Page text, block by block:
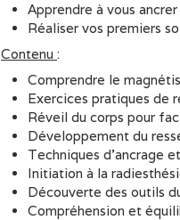
Apprendre à vous
Réaliser vos premiers
Contenu :
Comprendre le
Exercices pratiques de
Réveil du corps pour
Développement du
Techniques d’ancrage
Initiation à la
Découverte des outils
Compréhension et